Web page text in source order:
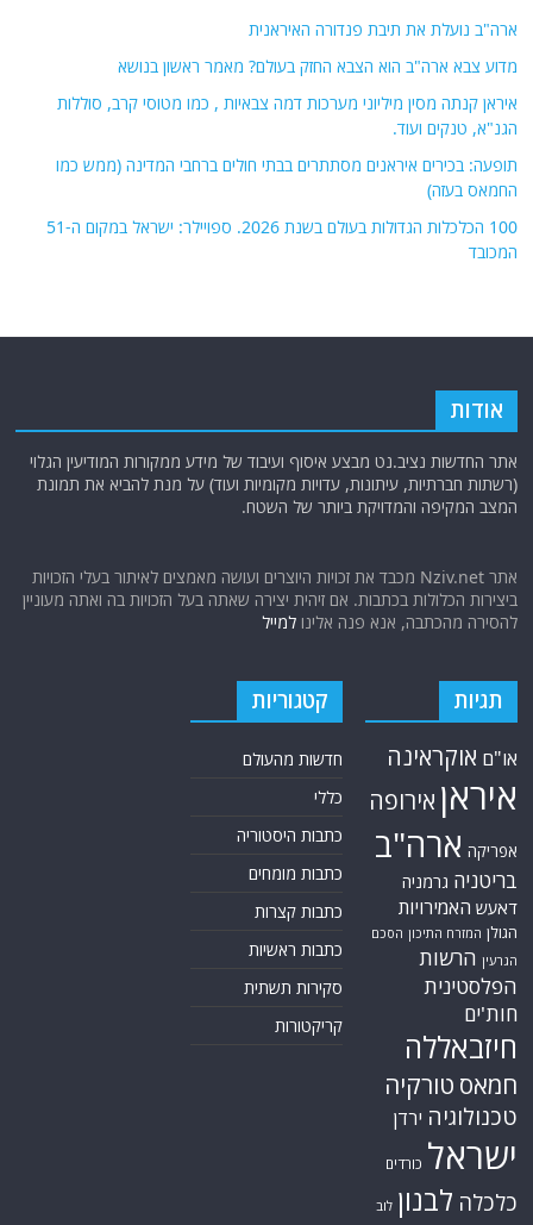
ארה"ב נועלת את תיבת פנדורה האיראנית
מדוע צבא ארה"ב הוא הצבא החזק בעולם? מאמר ראשון בנושא
איראן קנתה מסין מיליוני מערכות דמה צבאיות , כמו מטוסי קרב, סוללות
הגנ"א, טנקים ועוד.
תופעה: בכירים איראנים מסתתרים בבתי חולים ברחבי המדינה (ממש כמו
החמאס בעזה)
100 הכלכלות הגדולות בעולם בשנת 2026. ספויילר: ישראל במקום ה-51
המכובד
אודות
אתר החדשות נציב.נט מבצע איסוף ועיבוד של מידע ממקורות המודיעין הגלוי
(רשתות חברתיות, עיתונות, עדויות מקומיות ועוד) על מנת להביא את תמונת
המצב המקיפה והמדויקת ביותר של השטח.
אתר Nziv.net מכבד את זכויות היוצרים ועושה מאמצים לאיתור בעלי הזכויות
ביצירות הכלולות בכתבות. אם זיהית יצירה שאתה בעל הזכויות בה ואתה מעוניין
להסירה מהכתבה, אנא פנה אלינולמייל
תגיות
או"ם אוקראינה
איראן אירופה
אפריקה ארה"ב
בריטניה גרמניה
דאעש האמירויות
הגולן המזרח התיכון הסכם
הגרעין הרשות
הפלסטינית
חות'ים
חיזבאללה
חמאס טורקיה
טכנולוגיה ירדן
ישראל כורדים
כלכלה לבנון לוב
קטגוריות
חדשות מהעולם
כללי
כתבות היסטוריה
כתבות מומחים
כתבות קצרות
כתבות ראשיות
סקירות תשתית
קריקטורות